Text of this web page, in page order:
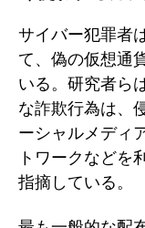
サイバー犯罪者
て、偽の仮想通
いる。研究者ら
な詐欺行為は、
ーシャルメディ
トワークなどを
指摘している。